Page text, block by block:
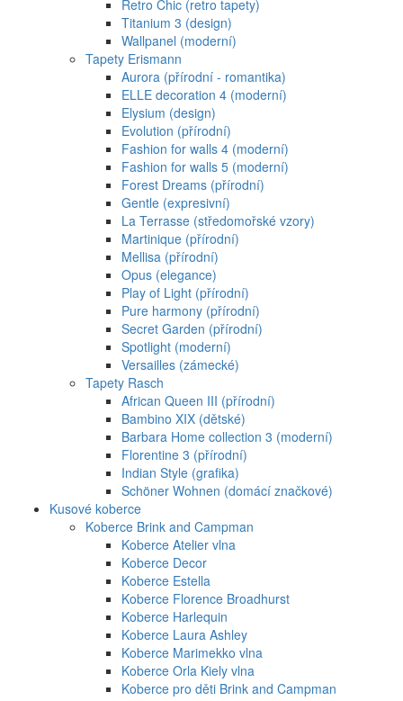
Retro Chic (retro tapety)
Titanium 3 (design)
Wallpanel (moderní)
Tapety Erismann
Aurora (přírodní - romantika)
ELLE decoration 4 (moderní)
Elysium (design)
Evolution (přírodní)
Fashion for walls 4 (moderní)
Fashion for walls 5 (moderní)
Forest Dreams (přírodní)
Gentle (expresivní)
La Terrasse (středomořské vzory)
Martinique (přírodní)
Mellisa (přírodní)
Opus (elegance)
Play of Light (přírodní)
Pure harmony (přírodní)
Secret Garden (přírodní)
Spotlight (moderní)
Versailles (zámecké)
Tapety Rasch
African Queen III (přírodní)
Bambino XIX (dětské)
Barbara Home collection 3 (moderní)
Florentine 3 (přírodní)
Indian Style (grafika)
Schöner Wohnen (domácí značkové)
Kusové koberce
Koberce Brink and Campman
Koberce Atelier vlna
Koberce Decor
Koberce Estella
Koberce Florence Broadhurst
Koberce Harlequin
Koberce Laura Ashley
Koberce Marimekko vlna
Koberce Orla Kiely vlna
Koberce pro děti Brink and Campman